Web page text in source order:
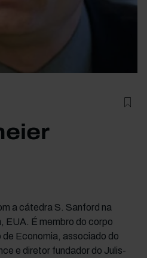
a cátedra S. Sanford na
EUA. É membro do corpo
Economia, associado do
e diretor fundador do Julis-